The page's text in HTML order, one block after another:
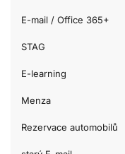
E-mail / Office 365+
STAG
E-learning
Menza
Rezervace automobilů